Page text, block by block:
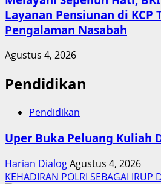
Layanan Pensiunan di KCP
Pengalaman Nasabah
Agustus 4, 2026
Pendidikan
Pendidikan
Uper Buka Peluang Kuliah
Harian DialogAgustus 4, 2026
KEHADIRAN POLRI SEBAGAI IRUP